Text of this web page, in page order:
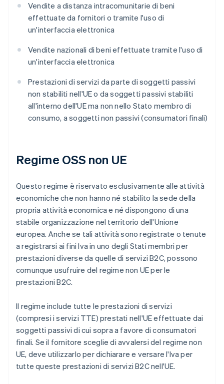
Vendite a distanza intracomunitarie di beni
effettuate da fornitori o tramite l'uso di
un'interfaccia elettronica
Vendite nazionali di beni effettuate tramite l'uso di
un'interfaccia elettronica
Prestazioni di servizi da parte di soggetti passivi
non stabiliti nell'UE o da soggetti passivi stabiliti
all'interno dell'UE ma non nello Stato membro di
consumo, a soggetti non passivi (consumatori finali)
Regime OSS non UE
Questo regime è riservato esclusivamente alle attività
economiche che non hanno né stabilito la sede della
propria attività economica e né dispongono di una
stabile organizzazione nel territorio dell'Unione
europea. Anche se tali attività sono registrate o tenute
a registrarsi ai fini Iva in uno degli Stati membri per
prestazioni diverse da quelle di servizi B2C, possono
comunque usufruire del regime non UE per le
prestazioni B2C.
Il regime include tutte le prestazioni di servizi
(compresi i servizi TTE) prestati nell'UE effettuate dai
soggetti passivi di cui sopra a favore di consumatori
finali. Se il fornitore sceglie di avvalersi del regime non
UE, deve utilizzarlo per dichiarare e versare l'Iva per
tutte queste prestazioni di servizi B2C nell'UE.